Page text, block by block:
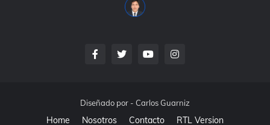
Diseñado por - Carlos Guarniz
Home Nosotros Contacto RTL Version